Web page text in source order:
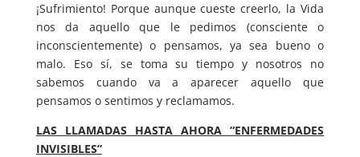
¡Sufrimiento! Porque aunque cueste creerlo, la Vida
nos da aquello que le pedimos (consciente o
inconscientemente) o pensamos, ya sea bueno o
malo. Eso sí, se toma su tiempo y nosotros no
sabemos cuando va a aparecer aquello que
pensamos o sentimos y reclamamos.
LAS LLAMADAS HASTA AHORA “ENFERMEDADES
INVISIBLES”